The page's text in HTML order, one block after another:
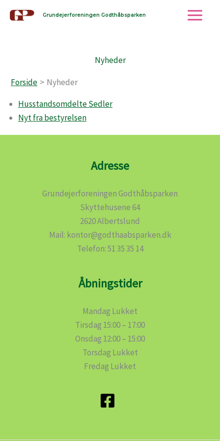
Grundejerforeningen Godthåbsparken
Nyheder
Forside
Nyheder
Husstandsomdelte Sedler
Nyt fra bestyrelsen
Adresse
Grundejerforeningen Godthåbsparken
Skyttehusene 64
2620 Albertslund
Mail: kontor@godthaabsparken.dk
Telefon: 51 35 35 14
Åbningstider
Mandag Lukket
Tirsdag 15:00 – 17:00
Onsdag 12:00 – 15:00
Torsdag Lukket
Fredag Lukket